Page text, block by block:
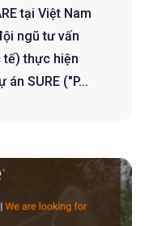
tại Việt Nam
ngũ tư vấn
thực hiện
SURE ("P...